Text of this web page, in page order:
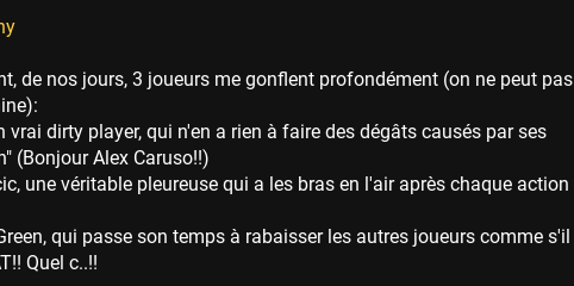
de nos jours, 3 joueurs me gonflent profondément (on ne peut pas
vrai dirty player, qui n'en a rien à faire des dégâts causés par ses
(Bonjour Alex Caruso!!)
une véritable pleureuse qui a les bras en l'air après chaque action
qui passe son temps à rabaisser les autres joueurs comme s'il
Quel c..!!